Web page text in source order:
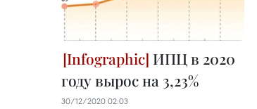
ИПЦ в 2020
году вырос на 3,23%
30/12/2020 02:03